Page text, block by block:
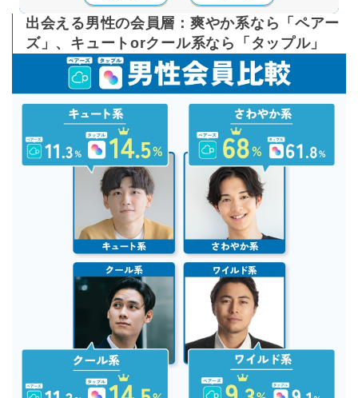
出会える男性の会員層：爽やか系なら「ペアー
ズ」、キュートorクール系なら「タップル」